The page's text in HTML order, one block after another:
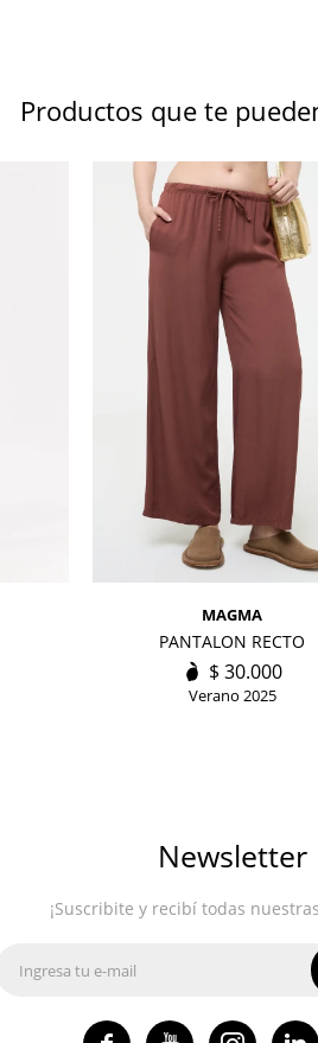
Productos que te
MAGMA
PANTALON RECTO
$ 30.000
Verano 2025
Newsletter
¡Suscribite y recibí todas